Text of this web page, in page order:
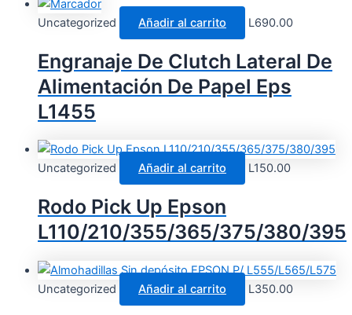
Uncategorized Añadir al carrito L690.00
Engranaje De Clutch Lateral De
Alimentación De Papel Eps
L1455
Uncategorized Añadir al carrito L150.00
Rodo Pick Up Epson
L110/210/355/365/375/380/395
Uncategorized Añadir al carrito L350.00